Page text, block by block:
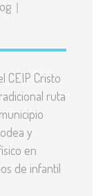
CEIP Cristo
ruta
y
en
de infantil